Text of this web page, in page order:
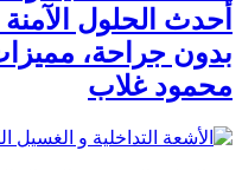
أحدث الحلول
بدون جراحة،
محمود غلاب